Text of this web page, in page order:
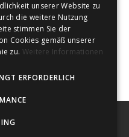
instructions of the
taken important
since March 16th,
Shop-Finder
unserer Website zu
die weitere Nutzung
stimmen Sie der
Cookies gemäß unserer
zu. Weitere Informationen
ERFORDERLICH